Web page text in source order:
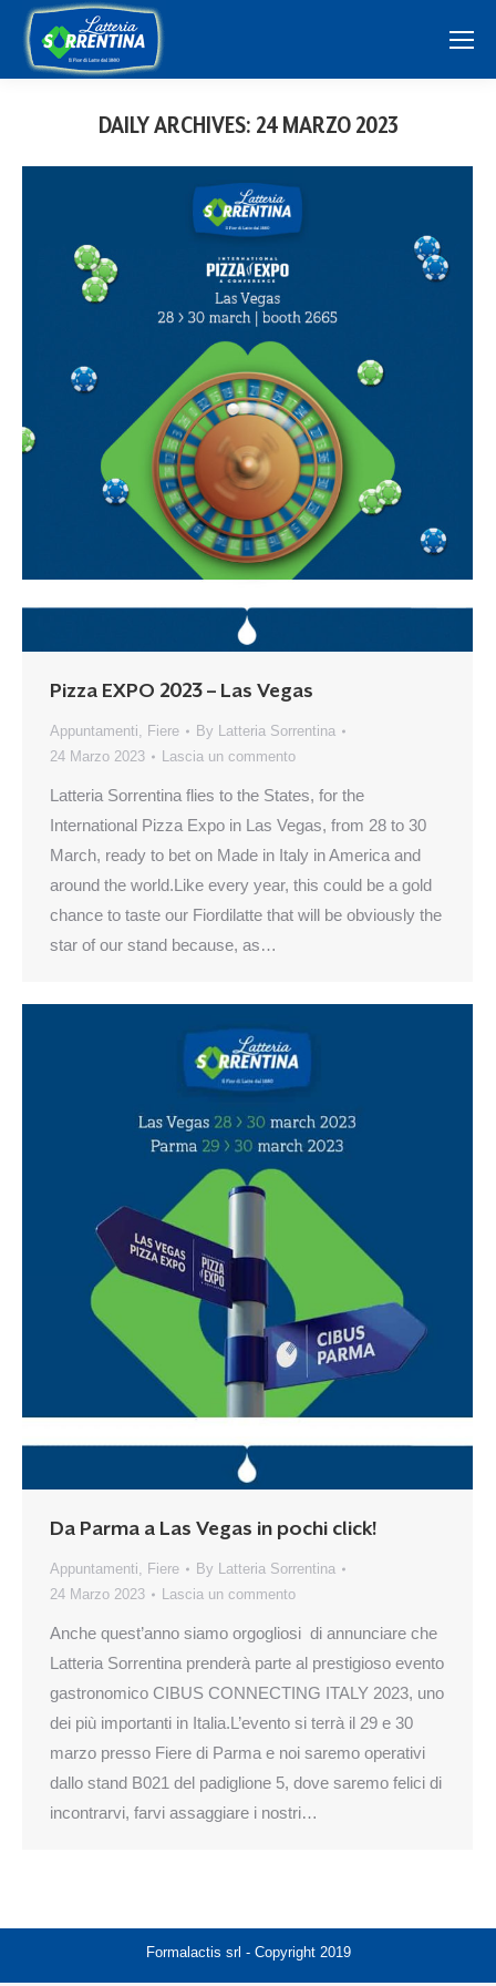
DAILY ARCHIVES: 24 MARZO 2023
Pizza EXPO 2023 – Las Vegas
Appuntamenti, Fiere By Latteria Sorrentina
24 Marzo 2023
Lascia un commento
Latteria Sorrentina flies to the States, for the
International Pizza Expo in Las Vegas, from 28 to 30
March, ready to bet on Made in Italy in America and
around the world.Like every year, this could be a gold
chance to taste our Fiordilatte that will be obviously the
star of our stand because, as…
Da Parma a Las Vegas in pochi click!
Appuntamenti, Fiere By Latteria Sorrentina
24 Marzo 2023
Lascia un commento
Anche quest’anno siamo orgogliosi di annunciare che
Latteria Sorrentina prenderà parte al prestigioso evento
gastronomico CIBUS CONNECTING ITALY 2023, uno
dei più importanti in Italia.L’evento si terrà il 29 e 30
marzo presso Fiere di Parma e noi saremo operativi
dallo stand B021 del padiglione 5, dove saremo felici di
incontrarvi, farvi assaggiare i nostri…
Formalactis srl - Copyright 2019